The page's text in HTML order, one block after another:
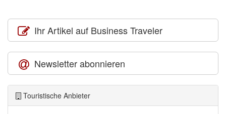
Ihr Artikel auf Business Traveler
Newsletter abonnieren
Touristische Anbieter